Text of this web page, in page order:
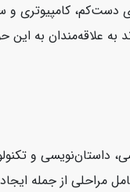
دست‌کم، کامپیوتری
به این
داستان‌نویسی و
مراحلی از